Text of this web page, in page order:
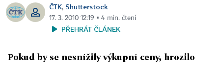
ČTK, Shutterstock
17. 3. 2010 12:19 ▪ 4 min. čtení
PŘEHRÁT ČLÁNEK
Pokud by se nesnížily výkupní ceny, hrozilo